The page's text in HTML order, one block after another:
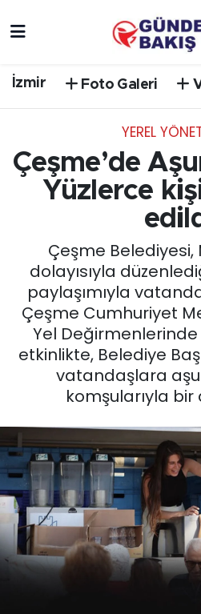
İzmir Foto Galeri
YEREL
Çeşme’de
Yüzlerce
Çeşme Belediyesi,
dolayısıyla
paylaşımıyla
Çeşme Cumhuriyet
Yel
etkinlikte, Belediye
vatandaşlara
komşularıyla
EGE
EKONOMİ
English News
GÜNCEL
KÜLTÜR SANAT
MAGAZİN
POLİTİKA
SAĞLIK
Siyaset
Trafik Durumu
Süper Lig Puan
Tüm Manşetler
Son Dakika Haberleri
Haber Arşivi